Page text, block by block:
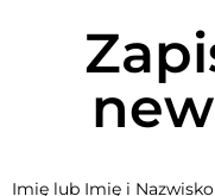
Imię lub Imię i Nazwisko